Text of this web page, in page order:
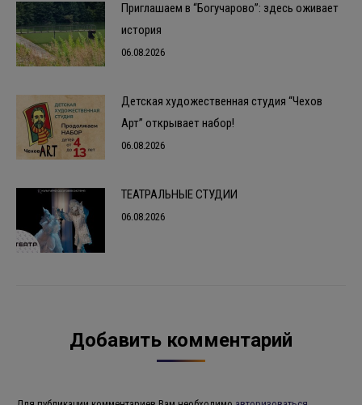
Приглашаем в “Богучарово”: здесь оживает
история
06.08.2026
Детская художественная студия “Чехов
Арт” открывает набор!
06.08.2026
ТЕАТРАЛЬНЫЕ СТУДИИ
06.08.2026
Добавить комментарий